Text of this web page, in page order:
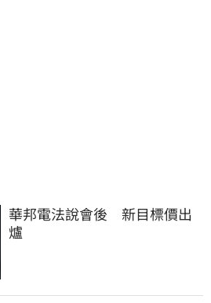
華邦電法說會後　新目標價出
爐